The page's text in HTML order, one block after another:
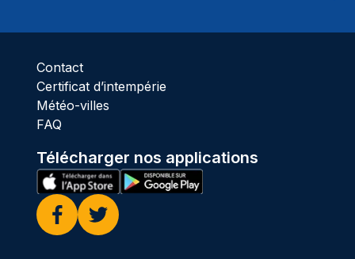
Contact
Certificat d’intempérie
Météo-villes
FAQ
Télécharger nos applications
Facebook
Twitter